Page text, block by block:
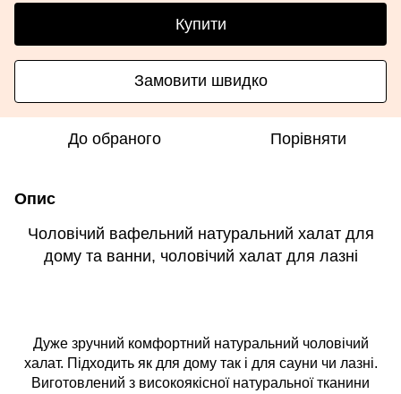
Купити
Замовити швидко
До обраного Порівняти
Опис
Чоловічий вафельний натуральний халат для
дому та ванни, чоловічий халат для лазні
Дуже зручний комфортний натуральний чоловічий
халат. Підходить як для дому так і для сауни чи лазні.
Виготовлений з високоякісної натуральної тканини